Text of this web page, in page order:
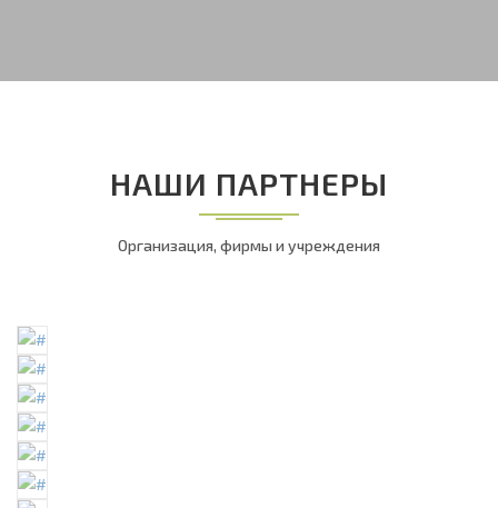
НАШИ ПАРТНЕРЫ
Организация, фирмы и учреждения